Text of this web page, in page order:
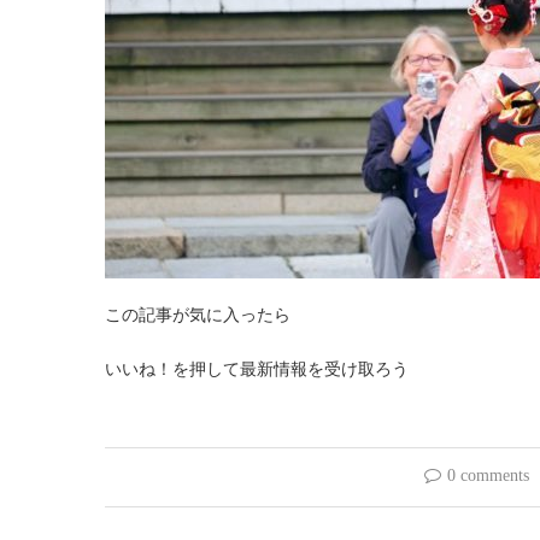
この記事が気に入ったら
いいね！を押して最新情報を受け取ろう
0 comments